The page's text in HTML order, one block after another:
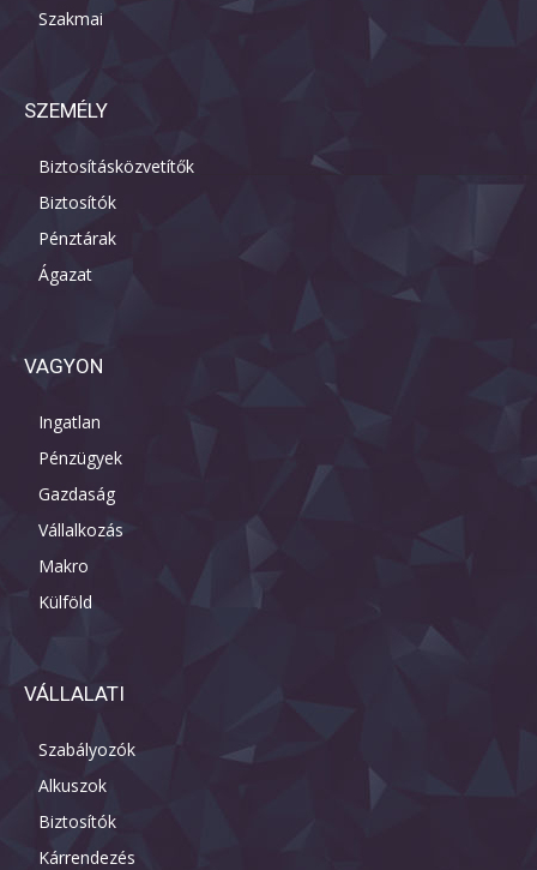
Szakmai
SZEMÉLY
Biztosításközvetítők
Biztosítók
Pénztárak
Ágazat
VAGYON
Ingatlan
Pénzügyek
Gazdaság
Vállalkozás
Makro
Külföld
VÁLLALATI
Szabályozók
Alkuszok
Biztosítók
Kárrendezés